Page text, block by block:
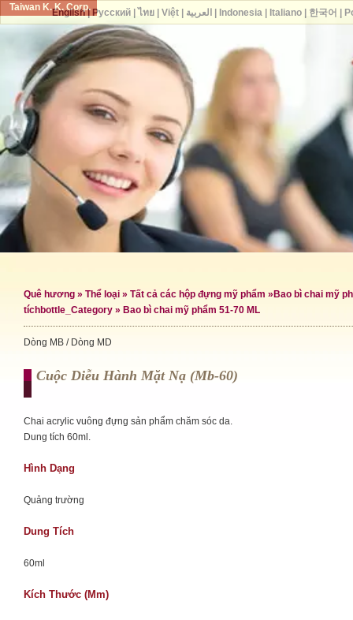
Taiwan K. K. Corp.
Quê hương » Thể loại » Tất cả các hộp đựng mỹ phẩm » Bao bì chai mỹ
tíchbottle_Category » Bao bì chai mỹ phẩm 51-70 ML
Dòng MB / Dòng MD
Cuộc Diễu Hành Mặt Nạ (mb-60)
Chai acrylic vuông đựng sản phẩm chăm sóc da.
Dung tích 60ml.
Hình Dạng
Quảng trường
Dung Tích
60ml
Kích Thước (mm)
English| Русский| ไทย| Việt| العربية Indonesia| Italiano| 한국어